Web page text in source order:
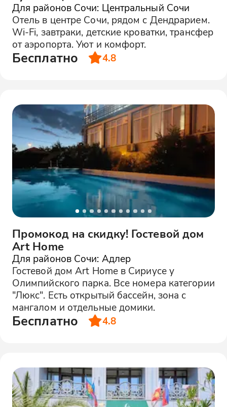
Для районов Сочи: Центральный Сочи
Отель в центре Сочи, рядом с Дендрарием.
Wi-Fi, завтраки, детские кроватки, трансфер
от аэропорта. Уют и комфорт.
Бесплатно 4.8
Промокод на скидку! Гостевой дом
Art Home
Для районов Сочи: Адлер
Гостевой дом Art Home в Сириусе у
Олимпийского парка. Все номера категории
"Люкс". Есть открытый бассейн, зона с
мангалом и отдельные домики.
Бесплатно 4.8